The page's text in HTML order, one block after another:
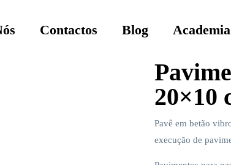
Contactos Blog
20×10
Pavê em betão
execução de